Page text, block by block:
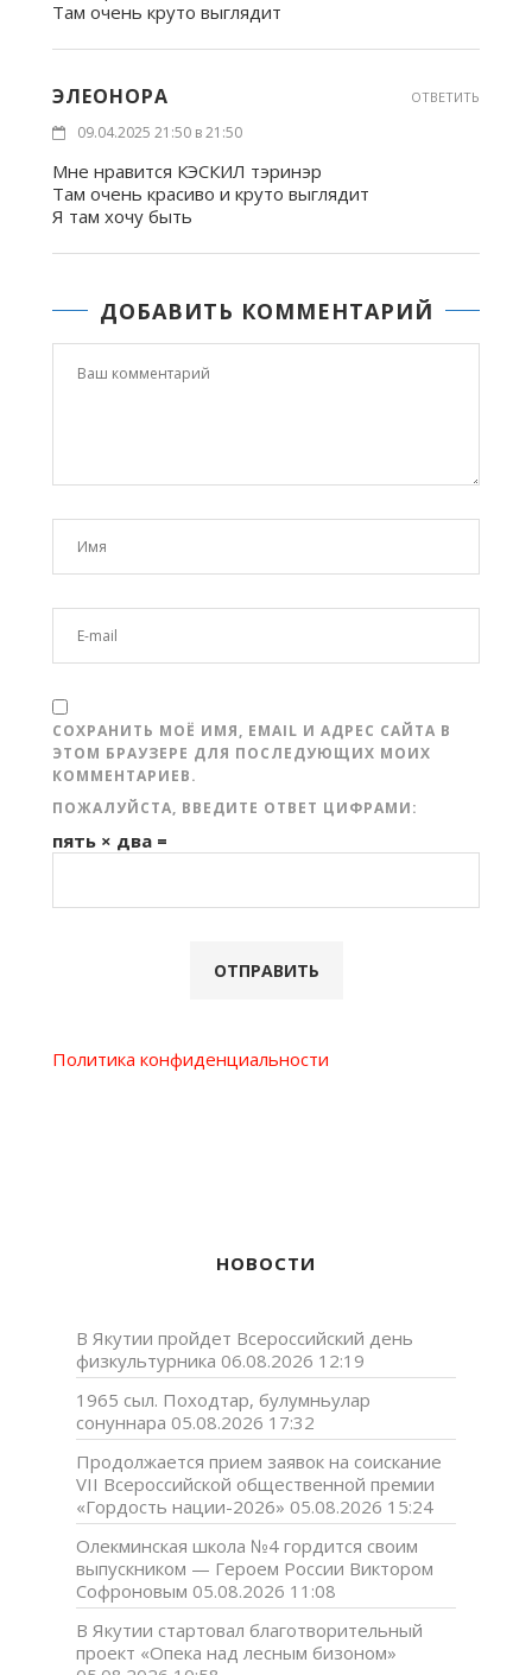
Там очень круто выглядит
ЭЛЕОНОРА
09.04.2025 21:50 в 21:50
Мне нравится КЭСКИЛ тэринэр
Там очень красиво и круто выглядит
Я там хочу быть
ОТВЕТИТЬ
ДОБАВИТЬ КОММЕНТАРИЙ
СОХРАНИТЬ МОЁ ИМЯ, EMAIL И АДРЕС САЙТА В
ЭТОМ БРАУЗЕРЕ ДЛЯ ПОСЛЕДУЮЩИХ МОИХ
КОММЕНТАРИЕВ.
ПОЖАЛУЙСТА, ВВЕДИТЕ ОТВЕТ ЦИФРАМИ:
пять × два =
Политика конфиденциальности
НОВОСТИ
В Якутии пройдет Всероссийский день
физкультурника 06.08.2026 12:19
1965 сыл. Походтар, булумньулар
сонуннара 05.08.2026 17:32
Продолжается прием заявок на соискание
VII Всероссийской общественной премии
«Гордость нации-2026» 05.08.2026 15:24
Олекминская школа №4 гордится своим
выпускником — Героем России Виктором
Софроновым 05.08.2026 11:08
В Якутии стартовал благотворительный
проект «Опека над лесным бизоном»